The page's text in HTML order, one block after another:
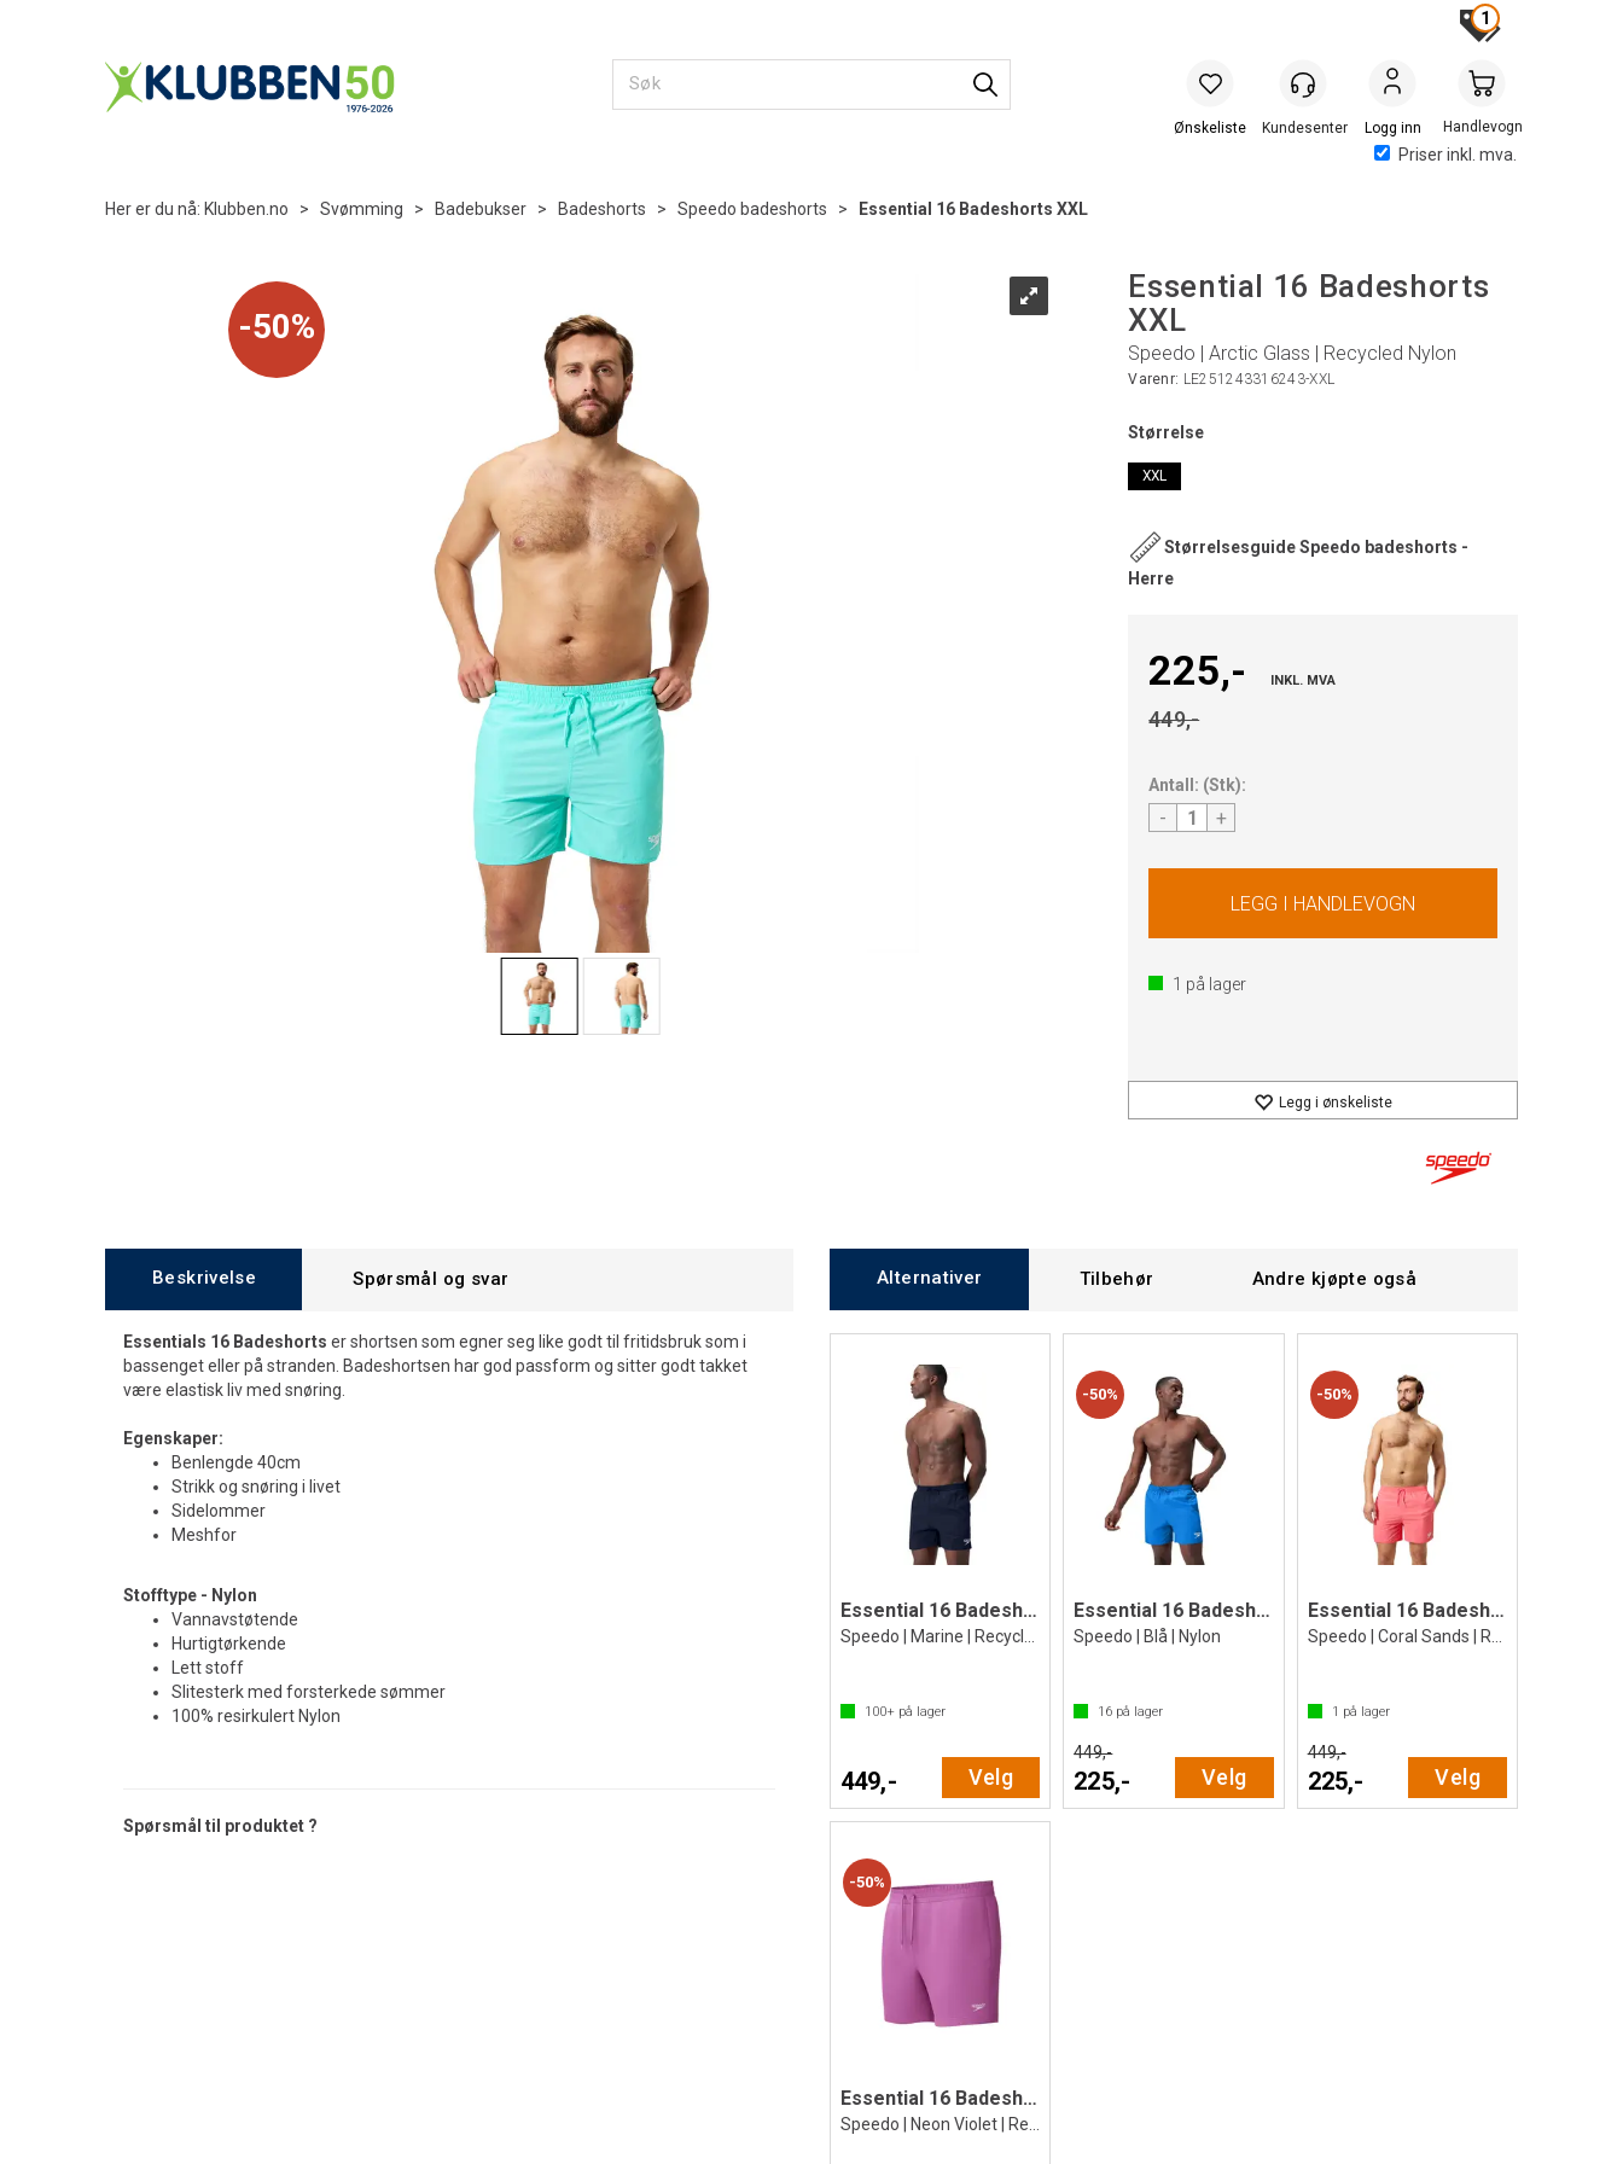
Priser inkl. mva.
Logg inn Handlevogn
1
Her er du nå: Klubben.no > Svømming > Badebukser > Badeshorts > Speedo badeshorts > Essential 16 Badeshorts XXL
50%
Essential 16 Badeshorts
XXL
Speedo | Arctic Glass | Recycled Nylon
Varenr: LE251243316243-XXL
Størrelse
XXL
Størrelsesguide Speedo badeshorts -
Herre
225,- INKL. MVA
449,-
Antall: (Stk):
- +
1 på lager
Legg i ønskeliste
Beskrivelse Spørsmål og svar
Essentials 16 Badeshorts er shortsen som egner seg like godt til fritidsbruk som i
bassenget eller på stranden. Badeshortsen har god passform og sitter godt takket
være elastisk liv med snøring.
Egenskaper:
Benlengde 40cm
Strikk og snøring i livet
Sidelommer
Meshfor
Stofftype - Nylon
Vannavstøtende
Hurtigtørkende
Lett stoff
Slitesterk med forsterkede sømmer
100% resirkulert Nylon
Spørsmål til produktet ?
Alternativer Tilbehør Andre kjøpte også
Essential 16 Badeshorts
100+ på lager
449,- Velg
50%
Essential 16 Badeshorts
Speedo | Blå | Nylon
16 på lager
449,-
225,- Velg
50%
Essential 16 Badeshorts
1 på lager
449,-
225,- Velg
50%
Essential 16 Badeshorts